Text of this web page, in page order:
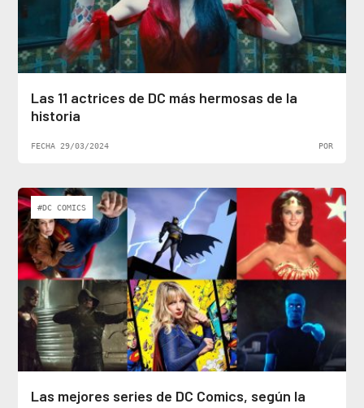
Las 11 actrices de DC más hermosas de la
historia
FECHA 29/03/2024 POR
#DC COMICS
Las mejores series de DC Comics, según la